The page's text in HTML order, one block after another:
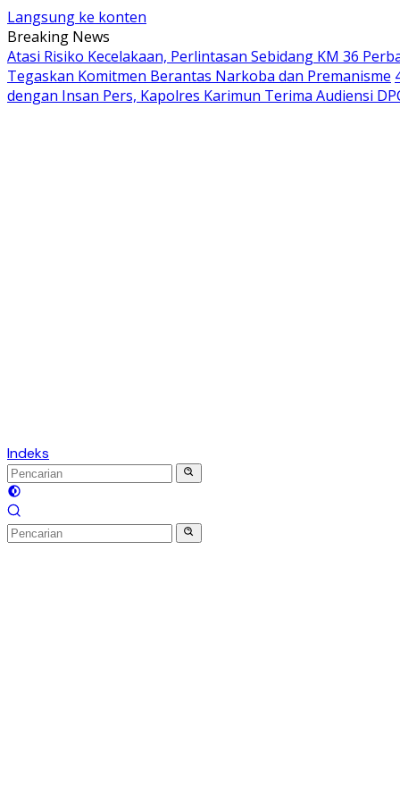
Langsung ke konten
Breaking News
Atasi Risiko Kecelakaan, Perlintasan Sebidang KM 36
Tegaskan Komitmen Berantas Narkoba dan Premanisme
dengan Insan Pers, Kapolres Karimun Terima Audiensi
Indeks